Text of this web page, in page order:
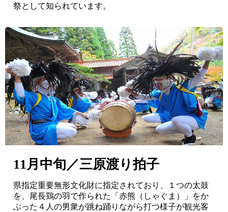
祭として知られています。
11月中旬／三原渡り拍子
県指定重要無形文化財に指定されており、１つの太鼓
を、尾長鶏の羽で作られた「赤熊（しゃぐま）」をか
ぶった４人の男衆が跳ね踊りながら打つ様子が観光客